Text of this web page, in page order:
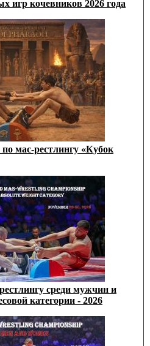
игр кочевников 2026 года
мас-рестлингу «Кубок
среди мужчин и
категории - 2026